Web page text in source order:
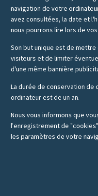
navigation de votre
avez consultées, la date et
nous pourrons lire lors de
Son but unique est de
visiteurs et de limiter
d'une même bannière
La durée de conservation de
ordinateur est de un an.
Nous vous informons que
l'enregistrement de
les paramètres de votre